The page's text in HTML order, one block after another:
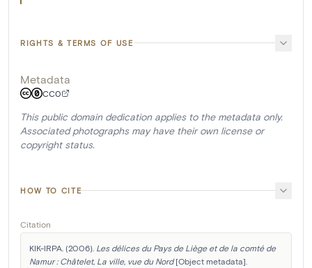
RIGHTS & TERMS OF USE
Metadata
CC0
This public domain dedication applies to the metadata only.
Associated photographs may have their own license or
copyright status.
HOW TO CITE
Citation
KIK-IRPA. (2006). Les délices du Pays de Liège et de la comté de
Namur : Châtelet, La ville, vue du Nord [Object metadata].